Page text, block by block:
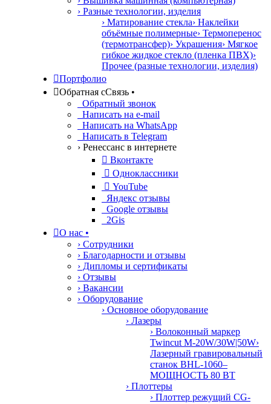
› Разные технологии, изделия
› Матирование стекла› Наклейки
объёмные полимерные› Термоперенос
(термотрансфер)› Украшения› Мягкое
гибкое жидкое стекло (пленка ПВХ)›
Прочее (разные технологии, изделия)
Портфолио
Обратная сСвязь •
Обратный звонок
Написать на e-mail
Написать на WhatsApp
Написать в Telegram
› Ренессанс в интернете
 Вконтакте
 Одноклассники
 YouTube
Яндекс отзывы
Google отзывы
2Gis
О нас •
› Сотрудники
› Благодарности и отзывы
› Дипломы и сертификаты
› Отзывы
› Вакансии
› Оборудование
› Основное оборудование
› Лазеры
› Волоконный маркер
Twincut M-20W/30W|50W›
Лазерный гравировальный
станок BHL-1060–
МОЩНОСТЬ 80 ВТ
› Плоттеры
› Плоттер режущий CG-